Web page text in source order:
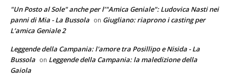
"Un Posto al Sole" anche per l’"Amica Geniale": Ludovica Nasti nei
panni di Mia - La Bussola on Giugliano: riaprono i casting per
L’amica Geniale 2
Leggende della Campania: l'amore tra Posillipo e Nisida - La
Bussola on Leggende della Campania: la maledizione della
Gaiola